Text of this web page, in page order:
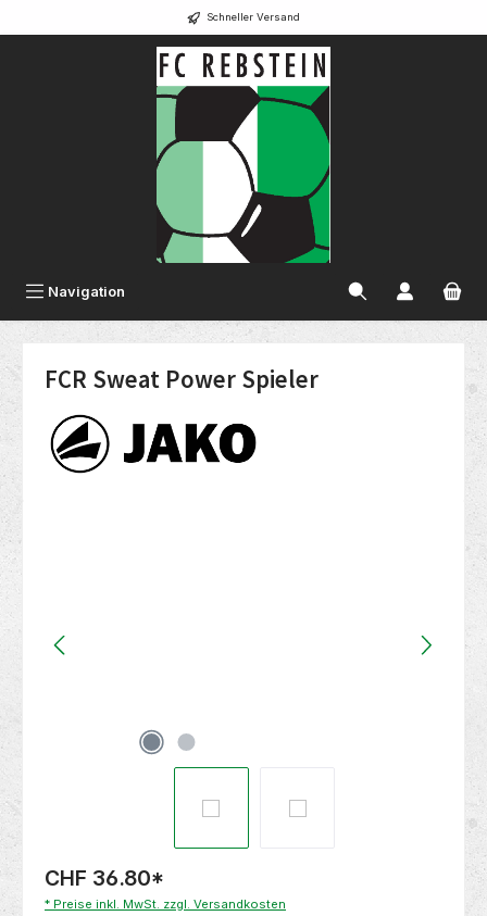
Schneller Versand
Navigation
FCR Sweat Power Spieler
CHF 36.80*
* Preise inkl. MwSt. zzgl. Versandkosten